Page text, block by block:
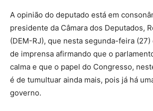
A opinião do deputado está em
presidente da Câmara dos Deputados,
(DEM-RJ), que nesta segunda-feira
de imprensa afirmando que o
calma e que o papel do Congresso,
é de tumultuar ainda mais, pois já há
governo.